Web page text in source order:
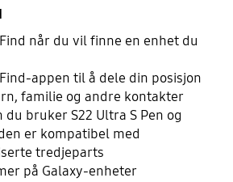
når du vil finne en enhet du
appen til å dele din posisjon
familie og andre kontakter
bruker S22 Ultra S Pen og
er kompatibel med
tredjeparts
på Galaxy-enheter